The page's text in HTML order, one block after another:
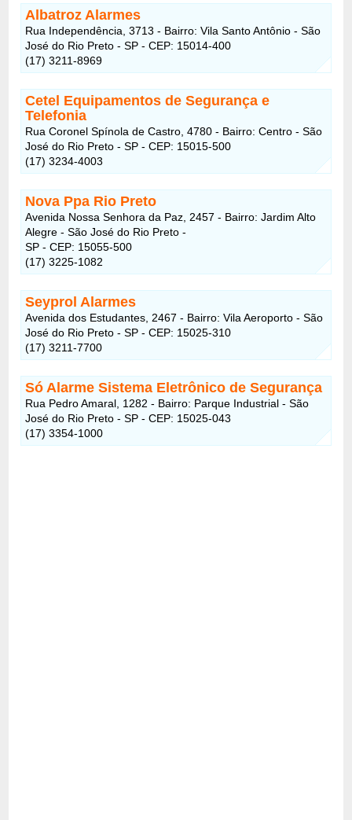
Albatroz Alarmes
Rua Independência, 3713 - Bairro: Vila Santo Antônio - São
José do Rio Preto - SP - CEP: 15014-400
(17) 3211-8969
Cetel Equipamentos de Segurança e
Telefonia
Rua Coronel Spínola de Castro, 4780 - Bairro: Centro - São
José do Rio Preto - SP - CEP: 15015-500
(17) 3234-4003
Nova Ppa Rio Preto
Avenida Nossa Senhora da Paz, 2457 - Bairro: Jardim Alto
Alegre - São José do Rio Preto -
SP - CEP: 15055-500
(17) 3225-1082
Seyprol Alarmes
Avenida dos Estudantes, 2467 - Bairro: Vila Aeroporto - São
José do Rio Preto - SP - CEP: 15025-310
(17) 3211-7700
Só Alarme Sistema Eletrônico de Segurança
Rua Pedro Amaral, 1282 - Bairro: Parque Industrial - São
José do Rio Preto - SP - CEP: 15025-043
(17) 3354-1000